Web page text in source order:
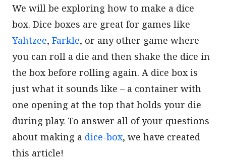
We will be exploring how to make a dice
box. Dice boxes are great for games like
Yahtzee, Farkle, or any other game where
you can roll a die and then shake the dice in
the box before rolling again. A dice box is
just what it sounds like – a container with
one opening at the top that holds your die
during play. To answer all of your questions
about making a dice-box, we have created
this article!